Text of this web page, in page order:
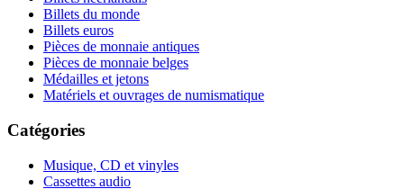
Billets du monde
Billets euros
Pièces de monnaie antiques
Pièces de monnaie belges
Médailles et jetons
Matériels et ouvrages de numismatique
Catégories
Musique, CD et vinyles
Cassettes audio